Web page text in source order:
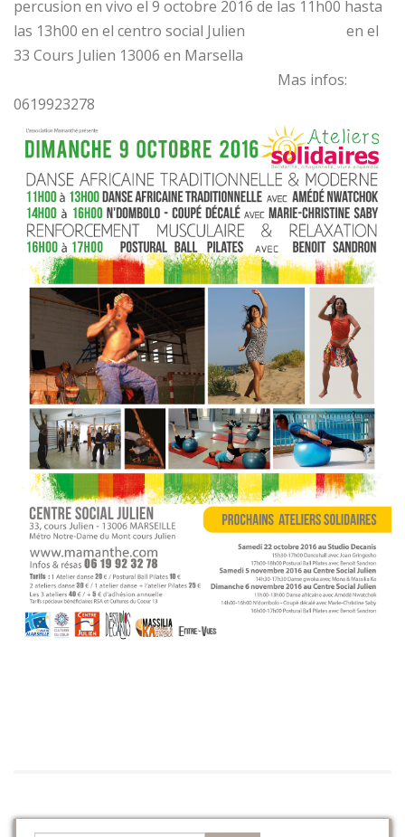
percusion en vivo el 9 octobre 2016 de las 11h00 hasta
las 13h00 en el centro social Julien en el
33 Cours Julien 13006 en Marsella
Mas infos:
0619923278